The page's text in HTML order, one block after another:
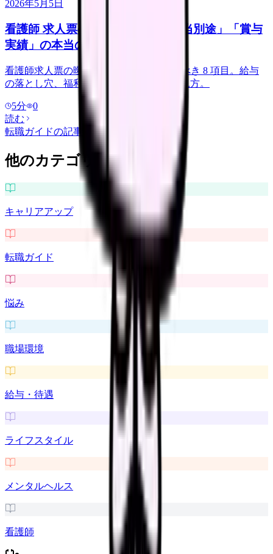
2026年5月5日
看護師 求人票の読み方｜「夜勤手当別途」「賞与
実績」の本当の意味と落とし穴
看護師求人票の曖昧表現の真意 + 確認すべき 8 項目。給与
の落とし穴、福利厚生の罠、賞与実績の見方。
5分
0
読む
転職ガイドの記事をもっと見る
他のカテゴリを探す
キャリアアップ
転職ガイド
悩み
職場環境
給与・待遇
ライフスタイル
メンタルヘルス
看護師